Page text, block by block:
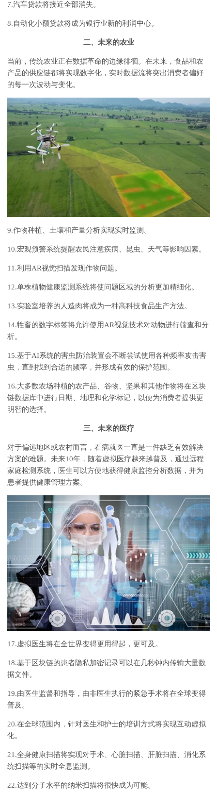
7.汽车贷款将接近全部消失。
8.自动化小额贷款将成为银行业新的利润中心。
二、未来的农业
当前，传统农业正在数据革命的边缘徘徊。在未来，食品和农
产品的供应链都将实现数字化，实时数据流将突出消费者偏好
的每一次波动与变化。
9.作物种植、土壤和产量分析实现实时监测。
10.宏观预警系统提醒农民注意疾病、昆虫、天气等影响因素。
11.利用AR视觉扫描发现作物问题。
12.单株植物健康监测系统将使问题区域的分析更加精细化。
13.实验室培养的人造肉将成为一种高科技食品生产方法。
14.牲畜的数字标签将允许使用AR视觉技术对动物进行筛查和分
析。
15.基于AI系统的害虫防治装置会不断尝试使用各种频率攻击害
虫，直到找到合适的频率，并形成有效的保护范围。
16.大多数农场种植的农产品、谷物、坚果和其他作物将在区块
链数据库中进行日期、地理和化学标记，以便为消费者提供更
明智的选择。
三、未来的医疗
对于偏远地区或农村而言，看病就医一直是一件缺乏有效解决
方案的难题。未来10年，随着虚拟医疗越来越普及，通过远程
家庭检测系统，医生可以方便地获得健康监控分析数据，并为
患者提供健康管理方案。
17.虚拟医生将在全世界变得更用得起，更可及。
18.基于区块链的患者隐私加密记录可以在几秒钟内传输大量数
据文件。
19.由医生监督和指导，由非医生执行的紧急手术将在全球变得
普及。
20.在全球范围内，针对医生和护士的培训方式将实现互动虚拟
化。
21.全身健康扫描将实现对手术、心脏扫描、肝脏扫描、消化系
统扫描等的实时全息监测。
22.达到分子水平的纳米扫描将很快成为可能。